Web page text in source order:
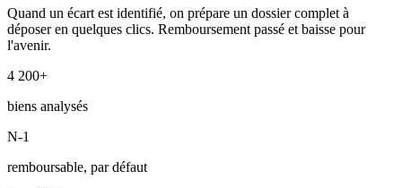
Quand un écart est identifié, on prépare un dossier complet à
déposer en quelques clics. Remboursement passé et baisse pour
l'avenir.
4 200+
biens analysés
N-1
remboursable, par défaut